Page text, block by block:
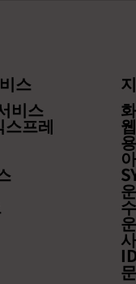
미나는 종료되었
무료 웨비나 개최
~월경 EC의 최신 트렌
사례를 배우는 기
스
비스
프레